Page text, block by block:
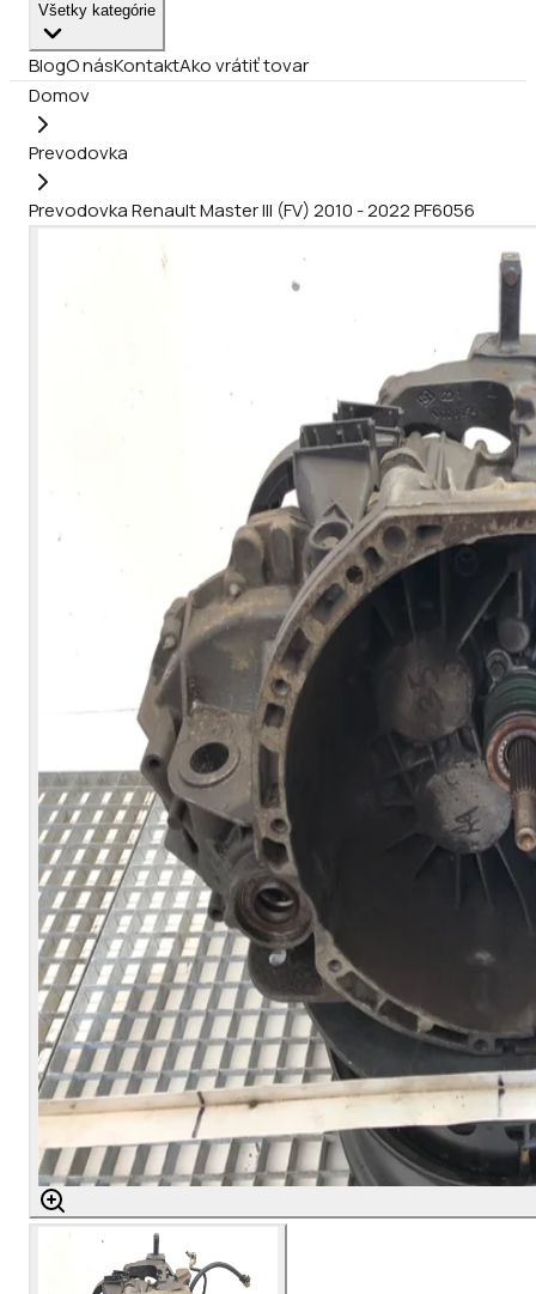
Všetky kategórie
BlogO násKontaktAko vrátiť tovar
Domov
Prevodovka
Prevodovka Renault Master III (FV) 2010 - 2022 PF6056